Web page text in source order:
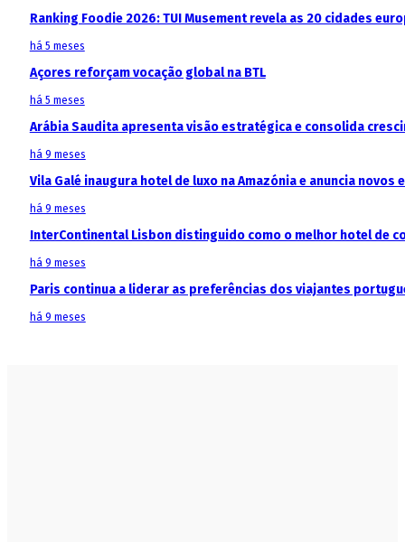
Ranking Foodie 2026: TUI Musement revela as 20 cidades
há 5 meses
Açores reforçam vocação global na BTL
há 5 meses
Arábia Saudita apresenta visão estratégica e consolida
há 9 meses
Vila Galé inaugura hotel de luxo na Amazónia e anuncia
há 9 meses
InterContinental Lisbon distinguido como o melhor hotel de
há 9 meses
Paris continua a liderar as preferências dos viajantes
há 9 meses